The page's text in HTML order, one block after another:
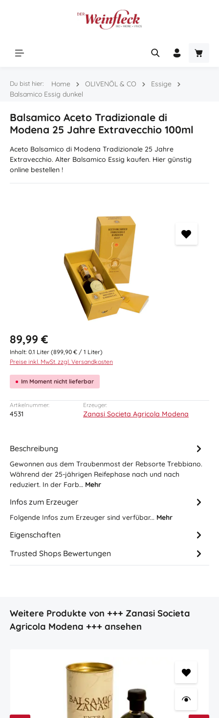
Du bist hier: Home OLIVENÖL & CO
Essige
Balsamico Essig dunkel
Balsamico Aceto Tradizionale di
Modena 25 Jahre Extravecchio 100ml
Aceto Balsamico di Modena Tradizionale 25 Jahre
Extravecchio. Alter Balsamico Essig kaufen. Hier günstig
online bestellen !
Regulärer Preis:
89,99 €
Inhalt: 0.1 Liter (899,90 € / 1 Liter)
Preise inkl. MwSt. zzgl. Versandkosten
Im Moment nicht lieferbar
Artikelnummer:
4531
Erzeuger:
Zanasi Societa Agricola Modena
Beschreibung
Gewonnen aus dem Traubenmost der Rebsorte Trebbiano.
Während der 25-jährigen Reifephase nach und nach
reduziert. In der Farb… Mehr
Infos zum Erzeuger
Folgende Infos zum Erzeuger sind verfübar... Mehr
Eigenschaften
Trusted Shops Bewertungen
Produktgalerie überspringen
Weitere Produkte von +++ Zanasi Societa
Agricola Modena +++ ansehen